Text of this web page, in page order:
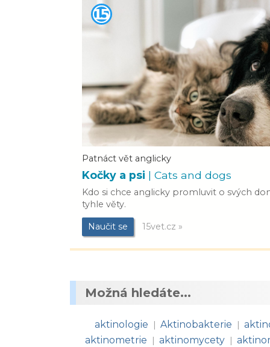
Patnáct vět anglicky
Kočky a psi | Cats and dogs
Kdo si chce anglicky promluvit o svých
tyhle věty.
Naučit se 15vet.cz »
Možná hledáte...
aktinologie | Aktinobakterie |
aktinometrie
| aktinomycety |